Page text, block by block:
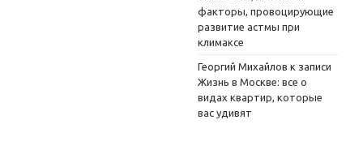
факторы, провоцирующие
развитие астмы при
климаксе
Георгий Михайлов к записи
Жизнь в Москве: все о
видах квартир, которые
вас удивят